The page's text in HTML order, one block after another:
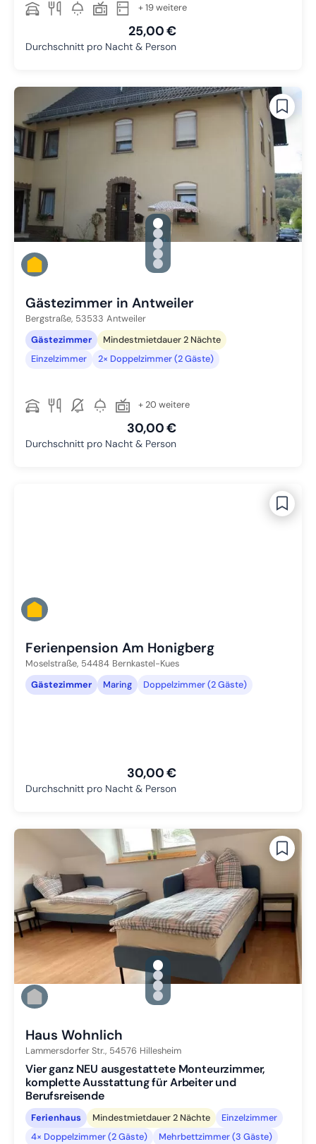
+ 19 weitere
25,00 €
Durchschnitt pro Nacht & Person
gallery.slide_selector
Zu Slide 1 wechseln
Zu Slide 2 wechseln
Zu Slide 3 wechseln
Zu Slide 4 wechseln
Zu Slide 5 wechseln
Gästezimmer in Antweiler
Bergstraße, 53533 Antweiler
Gästezimmer
Mindestmietdauer 2 Nächte
Einzelzimmer
2× Doppelzimmer (2 Gäste)
+ 20 weitere
30,00 €
Durchschnitt pro Nacht & Person
Ferienpension Am Honigberg
Moselstraße, 54484 Bernkastel-Kues
Gästezimmer
Maring Doppelzimmer (2 Gäste)
30,00 €
Durchschnitt pro Nacht & Person
gallery.slide_selector
Zu Slide 1 wechseln
Zu Slide 2 wechseln
Zu Slide 3 wechseln
Zu Slide 4 wechseln
Haus Wohnlich
Lammersdorfer Str., 54576 Hillesheim
Vier ganz NEU ausgestattete Monteurzimmer,
komplette Ausstattung für Arbeiter und
Berufsreisende
Ferienhaus Mindestmietdauer 2 Nächte
Einzelzimmer
4× Doppelzimmer (2 Gäste)
Mehrbettzimmer (3 Gäste)